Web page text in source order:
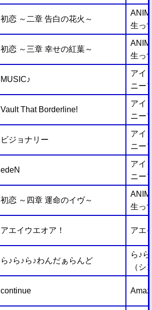
初恋 ～二章 告白の花火～
生っ
初恋 ～三章 幸せの紅葉～
生っ
MUSIC♪
アイ
ニー
Vault That Borderline!
アイ
ニー
ビジョナリー
アイ
ニー
edeN
アイ
ニー
初恋 ～四章 運命のイヴ～
生っ
アエイウエオア！ アエ
ら♪ら♪ら♪わんだぁらんど
ら♪
（シ
continue